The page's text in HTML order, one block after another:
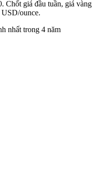
Chốt giá đầu tuần, giá vàng
ounce.